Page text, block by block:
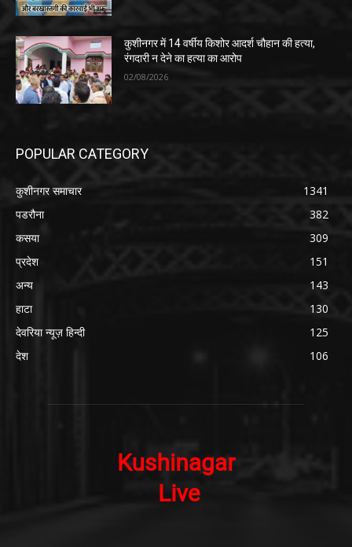
कुशीनगर में 14 वर्षीय किशोर आदर्श चौहान की हत्या,
रंगदारी न देने का हत्या का आरोप
02/08/2026
POPULAR CATEGORY
कुशीनगर समाचार
1341
पडरौना
382
कसया
309
प्रदेश
151
अन्य
143
हाटा
130
देवरिया न्यूज़ हिन्दी
125
देश
106